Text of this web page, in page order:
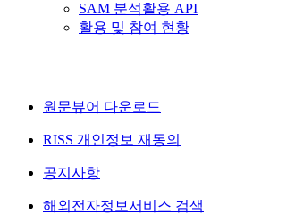
SAM 분석활용 API
활용 및 참여 현황
원문뷰어 다운로드
RISS 개인정보 재동의
공지사항
해외전자정보서비스 검색